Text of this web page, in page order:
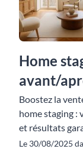
Home
avant/
Boostez la
home staging :
et résultats
Le 30/08/2025